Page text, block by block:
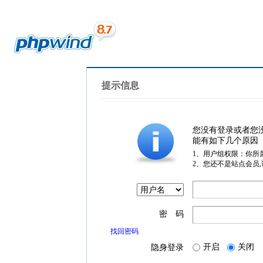
提示信息
您没有登录或者您
能有如下几个原因
1、用户组权限：你所
2、您还不是站点会员
密 码
找回密码
隐身登录 开启 关闭